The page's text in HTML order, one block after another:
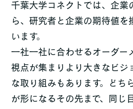
千葉大学コネクトでは、企業
ら、研究者と企業の期待値を
います。
一社一社に合わせるオーダー
視点が集まりより大きなビジ
な取り組みもあります。どち
が形になるその先まで、同じ